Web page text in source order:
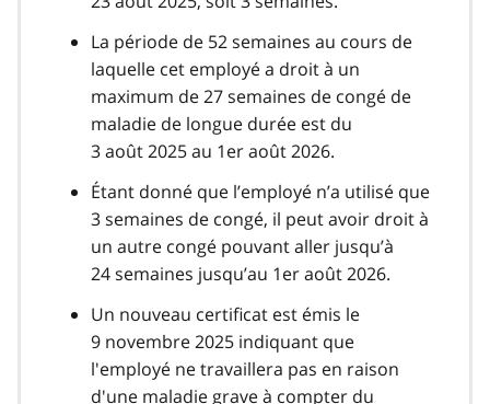
La période de 52 semaines au cours de
laquelle cet employé a droit à un
maximum de 27 semaines de congé de
maladie de longue durée est du
3 août 2025 au 1er août 2026.
Étant donné que l’employé n’a utilisé que
3 semaines de congé, il peut avoir droit à
un autre congé pouvant aller jusqu’à
24 semaines jusqu’au 1er août 2026.
Un nouveau certificat est émis le
9 novembre 2025 indiquant que
l'employé ne travaillera pas en raison
d'une maladie grave à compter du